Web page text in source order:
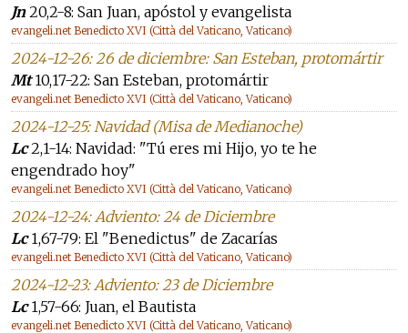
Jn20,2-8: San Juan, apóstol y evangelista
evangeli.net Benedicto XVI (Città del Vaticano, Vaticano)
2024-12-26: 26 de diciembre: San Esteban, protomártir
Mt10,17-22: San Esteban, protomártir
evangeli.net Benedicto XVI (Città del Vaticano, Vaticano)
2024-12-25: Navidad (Misa de Medianoche)
Lc2,1-14: Navidad: "Tú eres mi Hijo, yo te he
engendrado hoy"
evangeli.net Benedicto XVI (Città del Vaticano, Vaticano)
2024-12-24: Adviento: 24 de Diciembre
Lc1,67-79: El "Benedictus" de Zacarías
evangeli.net Benedicto XVI (Città del Vaticano, Vaticano)
2024-12-23: Adviento: 23 de Diciembre
Lc1,57-66: Juan, el Bautista
evangeli.net Benedicto XVI (Città del Vaticano, Vaticano)